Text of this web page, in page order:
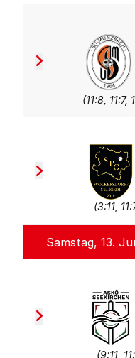
(11:8, 11:7,
(3:11,
Samstag, 13.
(9:11,